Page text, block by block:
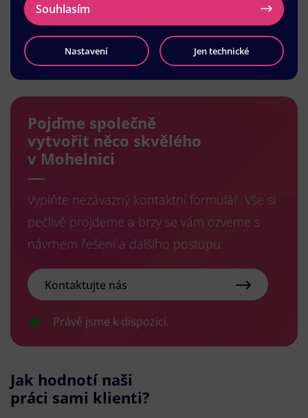
Načíst další
Pojďme společně
vytvořit něco skvělého
v Mohelnici
Vyplňte nezávazný kontaktní formulář. Vše si
pečlivě projdeme a brzy se vám ozveme s
návrhem řešení a dalšího postupu.
Kontaktujte nás
Právě jsme k dispozici.
Jak hodnotí naši
práci sami klienti?
Souhlasím
Nastavení Jen technické